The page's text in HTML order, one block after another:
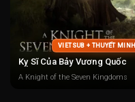
VIETSUB + THUYẾT MINH
Kỵ Sĩ Của Bảy Vương Quốc
A Knight of the Seven Kingdoms